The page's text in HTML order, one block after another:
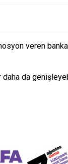
veren
da